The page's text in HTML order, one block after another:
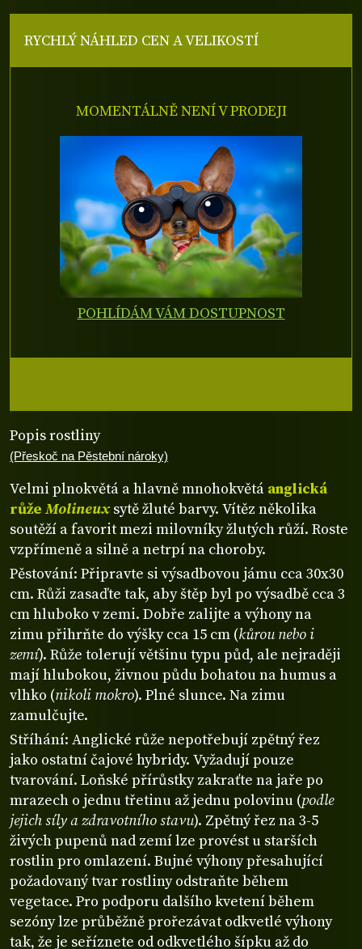
Popis rostliny
(Přeskoč na Pěstební nároky)
Velmi plnokvětá a hlavně mnohokvětá anglická
růže Molineuxsytě žluté barvy. Vítěz několika
soutěží a favorit mezi milovníky žlutých růží. Roste
vzpřímeně a silně a netrpí na choroby.
Pěstování: Připravte si výsadbovou jámu cca 30x30
cm. Růži zasaďte tak, aby štěp byl po výsadbě cca 3
cm hluboko v zemi. Dobře zalijte a výhony na
zimu přihrňte do výšky cca 15 cm (kůrou nebo i
zemí). Růže tolerují většinu typu půd, ale nejraději
mají hlubokou, živnou půdu bohatou na humus a
vlhko (nikoli mokro). Plné slunce. Na zimu
zamulčujte.
Stříhání: Anglické růže nepotřebují zpětný řez
jako ostatní čajové hybridy. Vyžadují pouze
tvarování. Loňské přírůstky zakraťte na jaře po
mrazech o jednu třetinu až jednu polovinu (podle
jejich síly a zdravotního stavu). Zpětný řez na 3-5
živých pupenů nad zemí lze provést u starších
rostlin pro omlazení. Bujné výhony přesahující
požadovaný tvar rostliny odstraňte během
vegetace. Pro podporu dalšího kvetení během
sezóny lze průběžně prořezávat odkvetlé výhony
tak, že je seříznete od odkvetlého šípku až do
RYCHLÝ NÁHLED CEN A VELIKOSTÍ
MOMENTÁLNĚ NENÍ V PRODEJI
POHLÍDÁM VÁM DOSTUPNOST